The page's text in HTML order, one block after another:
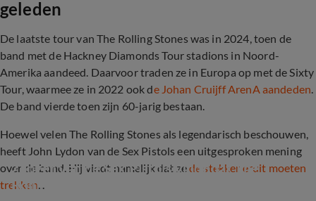
geleden
De laatste tour van The Rolling Stones was in 2024, toen de
band met de Hackney Diamonds Tour stadions in Noord-
Amerika aandeed. Daarvoor traden ze in Europa op met de Sixty
Tour, waarmee ze in 2022 ook de Johan Cruijff ArenA aandeden.
De band vierde toen zijn 60-jarig bestaan.
Hoewel velen The Rolling Stones als legendarisch beschouwen,
heeft John Lydon van de Sex Pistols een uitgesproken mening
over de band. Hij vindt namelijk dat zede stekker eruit moeten
trekken...
Zanger van de Sex Pistols vindt dat The
Rolling Stones moet stoppen